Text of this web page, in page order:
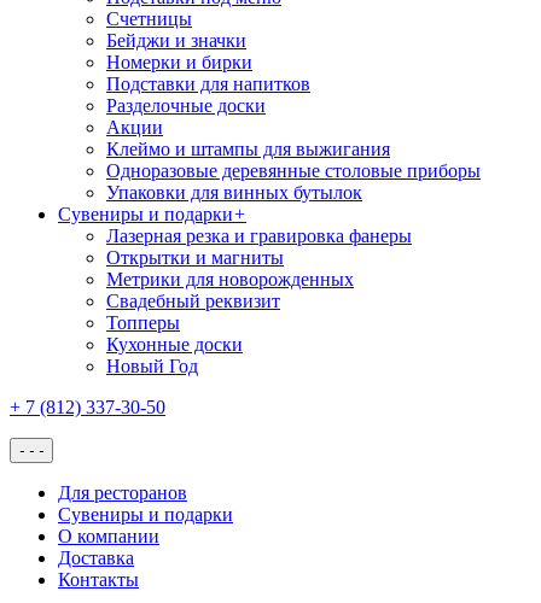
Счетницы
Бейджи и значки
Номерки и бирки
Подставки для напитков
Разделочные доски
Акции
Клеймо и штампы для выжигания
Одноразовые деревянные столовые приборы
Упаковки для винных бутылок
Сувениры и подарки+
Лазерная резка и гравировка фанеры
Открытки и магниты
Метрики для новорожденных
Свадебный реквизит
Топперы
Кухонные доски
Новый Год
+ 7 (812) 337-30-50
- - -
Для ресторанов
Сувениры и подарки
О компании
Доставка
Контакты